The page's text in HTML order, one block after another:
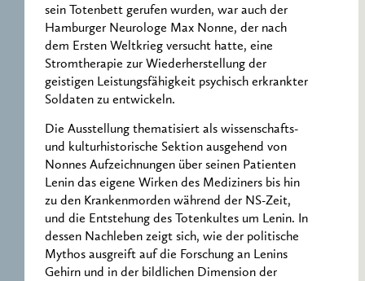
sein Totenbett gerufen wurden, war auch der
Hamburger Neurologe Max Nonne, der nach
dem Ersten Weltkrieg versucht hatte, eine
Stromtherapie zur Wiederherstellung der
geistigen Leistungsfähigkeit psychisch erkrankter
Soldaten zu entwickeln.
Die Ausstellung thematisiert als wissenschafts-
und kulturhistorische Sektion ausgehend von
Nonnes Aufzeichnungen über seinen Patienten
Lenin das eigene Wirken des Mediziners bis hin
zu den Krankenmorden während der NS-Zeit,
und die Entstehung des Totenkultes um Lenin. In
dessen Nachleben zeigt sich, wie der politische
Mythos ausgreift auf die Forschung an Lenins
Gehirn und in der bildlichen Dimension der